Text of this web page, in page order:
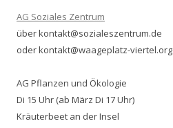
AG Soziales Zentrum
über kontakt@sozialeszentrum.de
oder kontakt@waageplatz-viertel.org
AG Pflanzen und Ökologie
Di 15 Uhr (ab März Di 17 Uhr)
Kräuterbeet an der Insel